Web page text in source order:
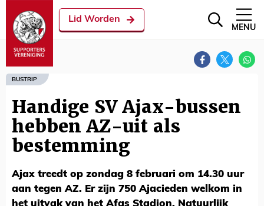
Lid Worden
MENU
BUSTRIP
Handige SV Ajax-bussen
hebben AZ-uit als
bestemming
Ajax treedt op zondag 8 februari om 14.30 uur
aan tegen AZ. Er zijn 750 Ajacieden welkom in
het uitvak van het Afas Stadion. Natuurlijk